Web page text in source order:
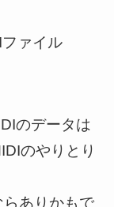
ァイル
のデータは
のやりとり
ありかもで